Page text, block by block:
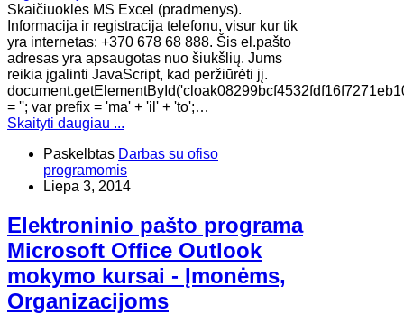
Skaičiuoklės MS Excel (pradmenys).
Informacija ir registracija telefonu, visur kur tik
yra internetas: +370 678 68 888. Šis el.pašto
adresas yra apsaugotas nuo šiukšlių. Jums
reikia įgalinti JavaScript, kad peržiūrėti jį.
= ''; var prefix = 'ma' + 'il' + 'to';…
Skaityti daugiau ...
Paskelbtas Darbas su ofiso
programomis
Liepa 3, 2014
Elektroninio pašto programa
Microsoft Office Outlook
mokymo kursai - Įmonėms,
Organizacijoms